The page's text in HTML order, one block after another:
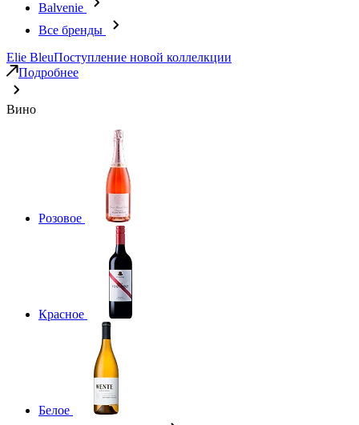
Balvenie
Все бренды
Elie BleuПоступление новой коллелкции
Подробнее
Вино
Розовое
Красное
Белое